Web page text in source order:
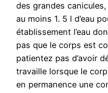
des grandes
au moins 1. 5 l d’eau
établissement l’eau
pas que le corps est
patientez pas d’avoir
travaille lorsque le
en permanence une